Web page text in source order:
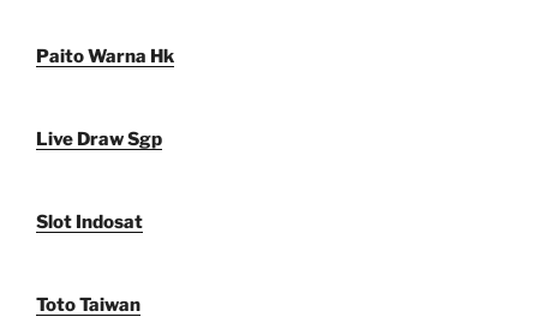
Paito Warna Hk
Live Draw Sgp
Slot Indosat
Toto Taiwan